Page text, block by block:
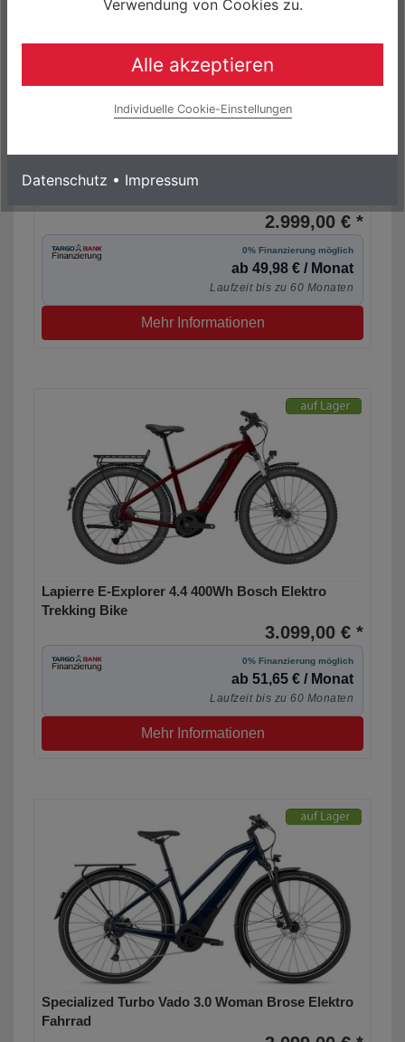
Trekking Bike
2.999,00 € *
0% Finanzierung möglich
ab 49,98 € / Monat
Laufzeit bis zu 60 Monaten
Mehr Informationen
Lapierre E-Explorer 4.4 400Wh Bosch Elektro
Trekking Bike
3.099,00 € *
0% Finanzierung möglich
ab 51,65 € / Monat
Laufzeit bis zu 60 Monaten
Mehr Informationen
Specialized Turbo Vado 3.0 Woman Brose Elektro
Fahrrad
Verwendung von Cookies zu.
Alle akzeptieren
Individuelle Cookie-Einstellungen
Datenschutz • Impressum